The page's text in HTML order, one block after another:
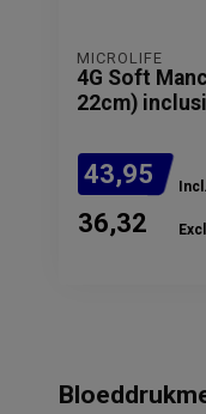
MICROLIFE
4G Soft
22cm)
43,95
36,32